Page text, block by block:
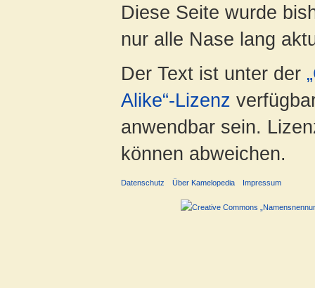
Diese Seite wurde
nur alle Nase lang
Der Text ist unter der
Alike“-Lizenz
anwendbar sein.
können abweichen.
Datenschutz Über Kamelopedia Impressum